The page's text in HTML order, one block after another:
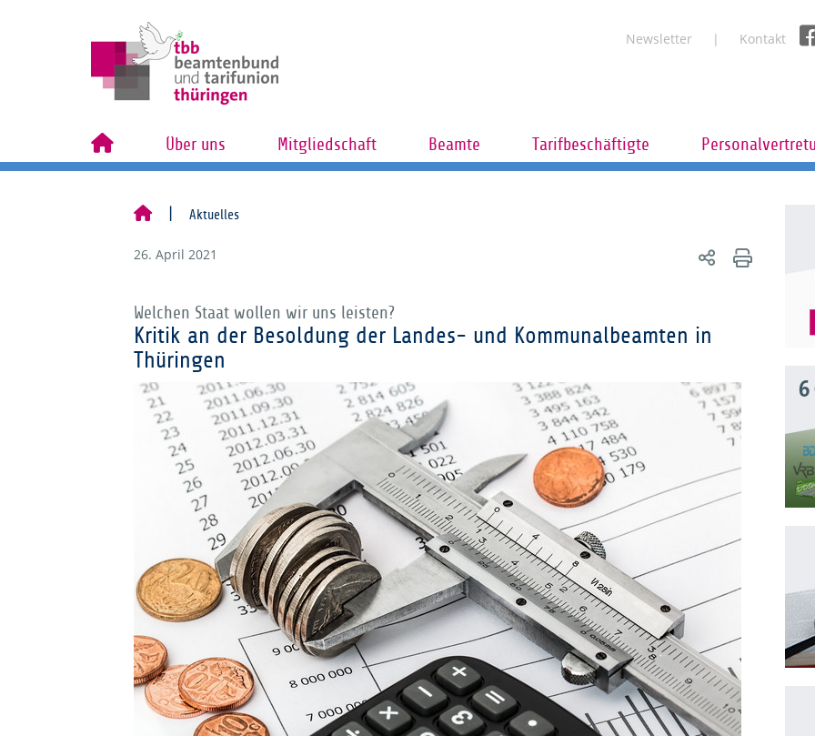
Newsletter Kontakt
Über uns Mitgliedschaft Beamte Tarifbeschäftigte
Aktuelles
26. April 2021
Welchen Staat wollen wir uns leisten?
Kritik an der Besoldung der Landes- und Kommunalbeamten in
Thüringen
6